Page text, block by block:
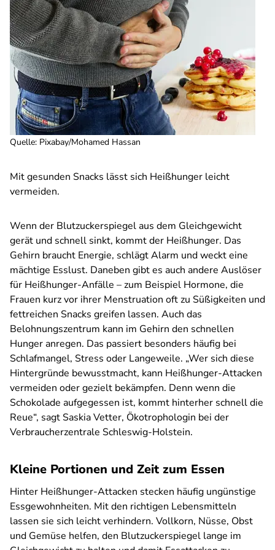
Quelle: Pixabay/Mohamed Hassan
Mit gesunden Snacks lässt sich Heißhunger leicht
vermeiden.
Wenn der Blutzuckerspiegel aus dem Gleichgewicht
gerät und schnell sinkt, kommt der Heißhunger. Das
Gehirn braucht Energie, schlägt Alarm und weckt eine
mächtige Esslust. Daneben gibt es auch andere Auslöser
für Heißhunger-Anfälle – zum Beispiel Hormone, die
Frauen kurz vor ihrer Menstruation oft zu Süßigkeiten und
fettreichen Snacks greifen lassen. Auch das
Belohnungszentrum kann im Gehirn den schnellen
Hunger anregen. Das passiert besonders häufig bei
Schlafmangel, Stress oder Langeweile. „Wer sich diese
Hintergründe bewusstmacht, kann Heißhunger-Attacken
vermeiden oder gezielt bekämpfen. Denn wenn die
Schokolade aufgegessen ist, kommt hinterher schnell die
Reue“, sagt Saskia Vetter, Ökotrophologin bei der
Verbraucherzentrale Schleswig-Holstein.
Kleine Portionen und Zeit zum Essen
Hinter Heißhunger-Attacken stecken häufig ungünstige
Essgewohnheiten. Mit den richtigen Lebensmitteln
lassen sie sich leicht verhindern. Vollkorn, Nüsse, Obst
und Gemüse helfen, den Blutzuckerspiegel lange im